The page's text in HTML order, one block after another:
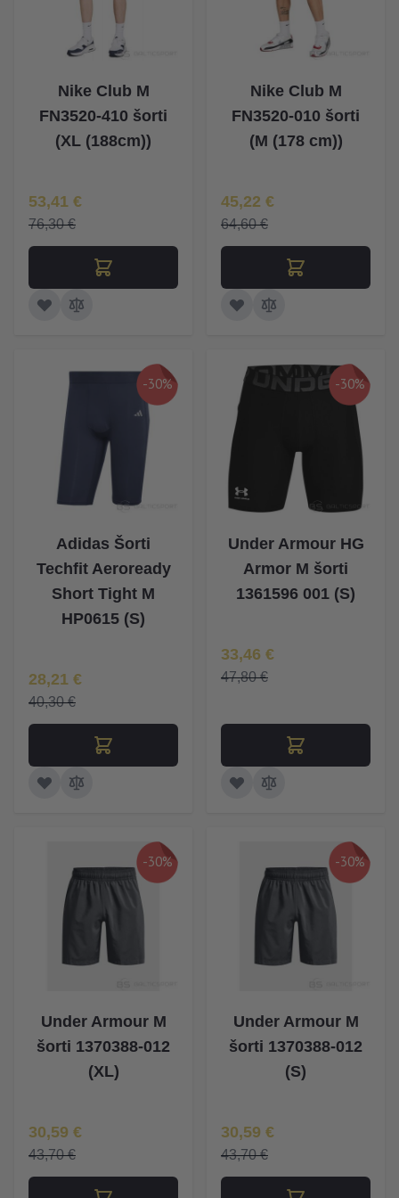
Nike Club M
FN3520-410 šorti
(XL (188cm))
Īpaša Cena
53,41 €
76,30 €
Nike Club M
FN3520-010 šorti
(M (178 cm))
Īpaša Cena
45,22 €
64,60 €
-30%
Adidas Šorti
Techfit Aeroready
Short Tight M
HP0615 (S)
Īpaša Cena
28,21 €
40,30 €
-30%
Under Armour HG
Armor M šorti
1361596 001 (S)
Īpaša Cena
33,46 €
47,80 €
-30%
Under Armour M
šorti 1370388-012
(XL)
Īpaša Cena
30,59 €
43,70 €
-30%
Under Armour M
šorti 1370388-012
(S)
Īpaša Cena
30,59 €
43,70 €